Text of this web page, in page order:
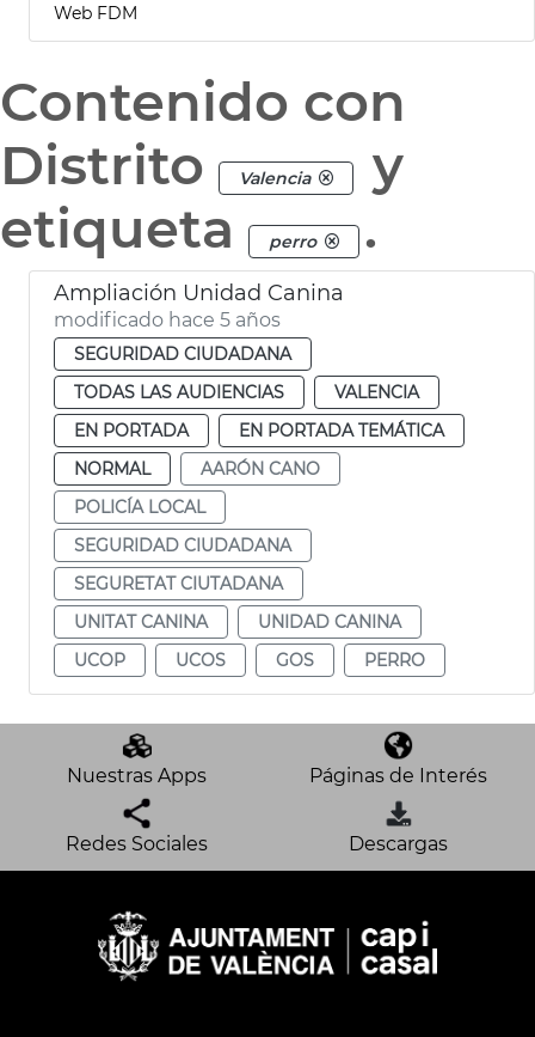
Web FDM
Contenido con
Distrito
Valencia
y
etiqueta
perro .
Ampliación Unidad Canina
modificado hace 5 años
SEGURIDAD CIUDADANA
TODAS LAS AUDIENCIAS
VALENCIA
EN PORTADA
EN PORTADA TEMÁTICA
NORMAL
AARÓN CANO
POLICÍA LOCAL
SEGURIDAD CIUDADANA
SEGURETAT CIUTADANA
UNITAT CANINA
UNIDAD CANINA
UCOP
UCOS GOS PERRO
Nuestras Apps Páginas de Interés
Redes Sociales Descargas